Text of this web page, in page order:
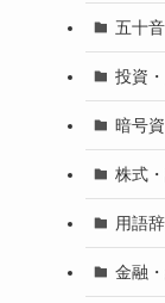
五十
投資
暗号
株式
用語
金融